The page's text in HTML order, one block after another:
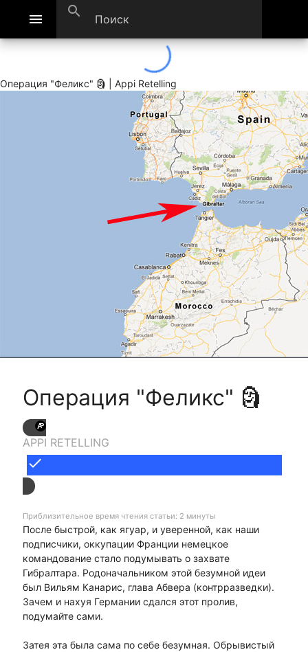
menu search
Операция "Феликс" 🗿 | Appi Retelling
Операция "Феликс" 🗿
APPI RETELLING
done
Приблизительное время чтения статьи: 2 минуты
После быстрой, как ягуар, и уверенной, как наши
подписчики, оккупации Франции немецкое
командование стало подумывать о захвате
Гибралтара. Родоначальником этой безумной идеи
был Вильям Канарис, глава Абвера (контрразведки).
Зачем и нахуя Германии сдался этот пролив,
подумайте сами.
Затея эта была сама по себе безумная. Обрывистый